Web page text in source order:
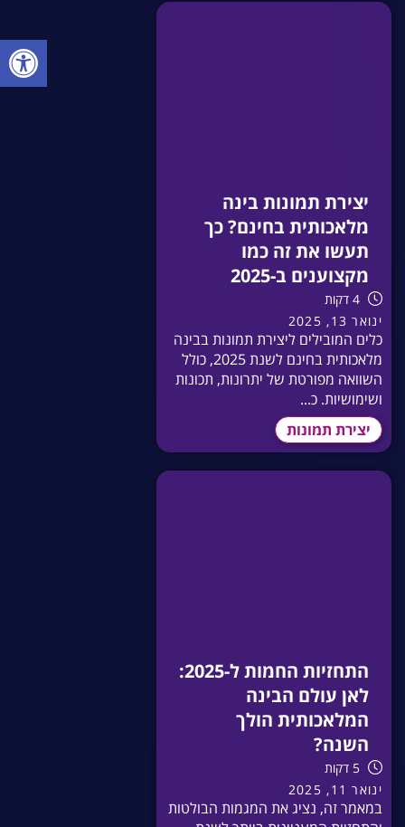
יצירת תמונות בינה
מלאכותית בחינם? כך
תעשו את זה כמו
מקצוענים ב-2025
4 דקות
ינואר 13, 2025
כלים המובילים ליצירת תמונות בבינה
מלאכותית בחינם לשנת 2025, כולל
השוואה מפורטת של יתרונות, תכונות
ושימושיות. כ...
יצירת תמונות
התחזיות החמות ל-2025:
לאן עולם הבינה
המלאכותית הולך
השנה?
5 דקות
ינואר 11, 2025
במאמר זה, נציג את המגמות הבולטות
פתח